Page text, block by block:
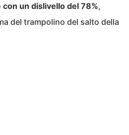
un dislivello del 78%,
del trampolino del salto della